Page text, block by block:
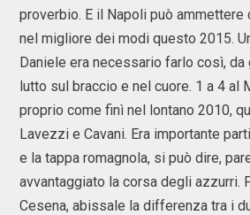
proverbio. E il Napoli può ammettere
nel migliore dei modi questo 2015.
Daniele era necessario farlo così, da
lutto sul braccio e nel cuore. 1 a 4 al
proprio come finì nel lontano 2010,
Lavezzi e Cavani. Era importante
e la tappa romagnola, si può dire,
avvantaggiato la corsa degli azzurri.
Cesena, abissale la differenza tra i